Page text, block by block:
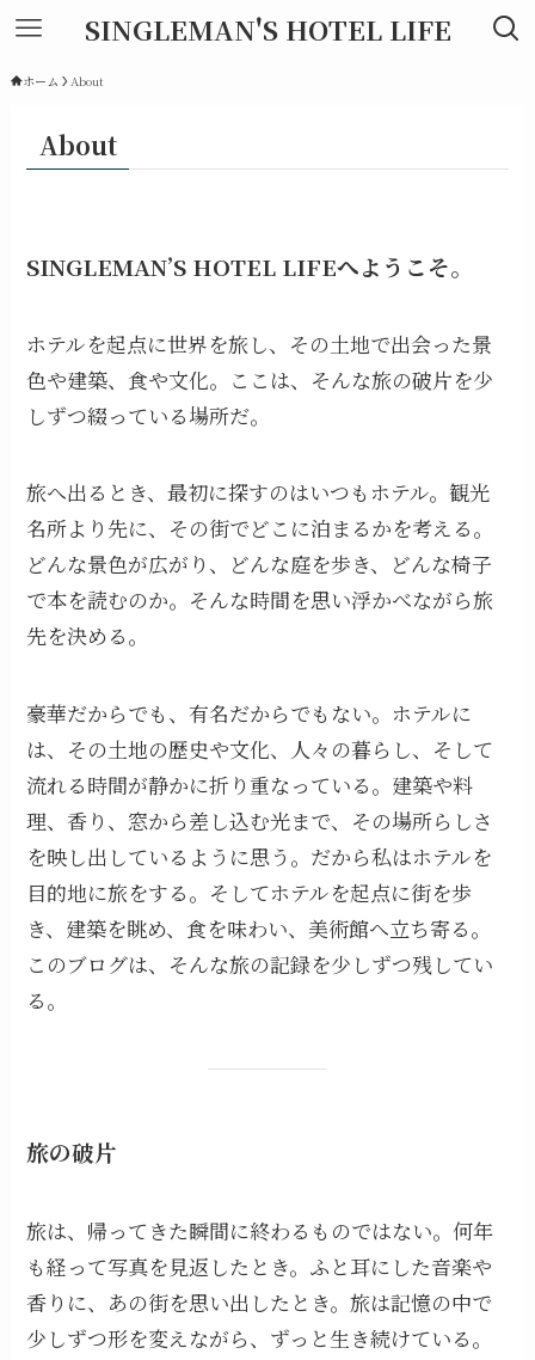
SINGLEMAN'S HOTEL LIFE
ホーム About
About
SINGLEMAN’S HOTEL LIFEへようこそ。
ホテルを起点に世界を旅し、その土地で出会った景
色や建築、食や文化。ここは、そんな旅の破片を少
しずつ綴っている場所だ。
旅へ出るとき、最初に探すのはいつもホテル。観光
名所より先に、その街でどこに泊まるかを考える。
どんな景色が広がり、どんな庭を歩き、どんな椅子
で本を読むのか。そんな時間を思い浮かべながら旅
先を決める。
豪華だからでも、有名だからでもない。ホテルに
は、その土地の歴史や文化、人々の暮らし、そして
流れる時間が静かに折り重なっている。建築や料
理、香り、窓から差し込む光まで、その場所らしさ
を映し出しているように思う。だから私はホテルを
目的地に旅をする。そしてホテルを起点に街を歩
き、建築を眺め、食を味わい、美術館へ立ち寄る。
このブログは、そんな旅の記録を少しずつ残してい
る。
旅の破片
旅は、帰ってきた瞬間に終わるものではない。何年
も経って写真を見返したとき。ふと耳にした音楽や
香りに、あの街を思い出したとき。旅は記憶の中で
少しずつ形を変えながら、ずっと生き続けている。